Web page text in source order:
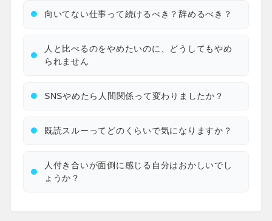
向いてない仕事って続けるべき？辞めるべき？
人と比べるのをやめたいのに、どうしてもやめ
られません
SNSやめたら人間関係って変わりましたか？
既読スルーってどのくらいで気になりますか？
人付き合いが面倒に感じる自分はおかしいでし
ょうか？